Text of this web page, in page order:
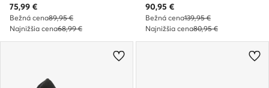
Aktuálna cena
75,99 €
Bežná cena89,95 €
Najnižšia cena68,99 €
Aktuálna cena
90,95 €
Bežná cena139,95 €
Najnižšia cena80,95 €